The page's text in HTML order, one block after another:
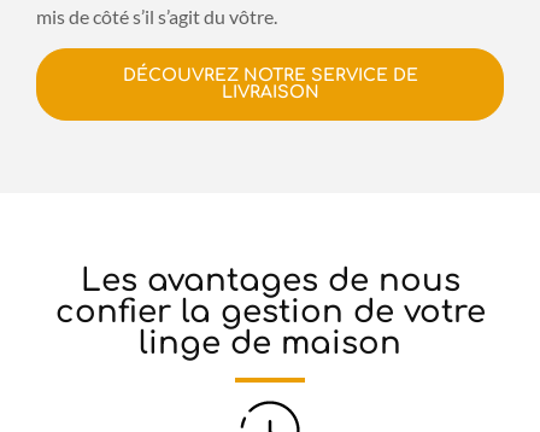
mis de côté s’il s’agit du vôtre.
DÉCOUVREZ NOTRE SERVICE DE
LIVRAISON
Les avantages de nous
confier la gestion de votre
linge de maison